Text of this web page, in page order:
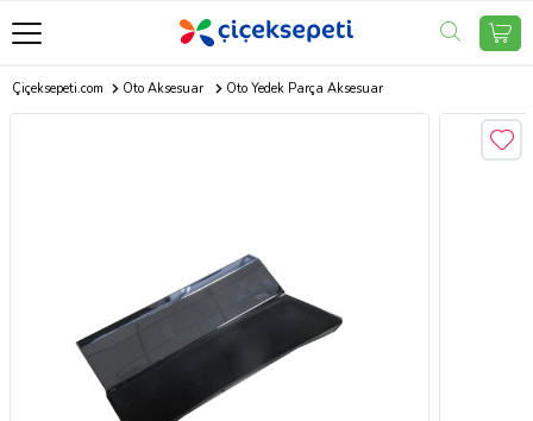
Çiçeksepeti.com Oto Aksesuar Oto Yedek Parça Aksesuar